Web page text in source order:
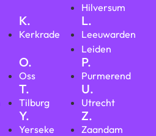
Hilversum
K.
Kerkrade
L.
Leeuwarden
Leiden
O.
Oss
P.
Purmerend
T.
Tilburg
U.
Utrecht
Y.
Yerseke
Z.
Zaandam